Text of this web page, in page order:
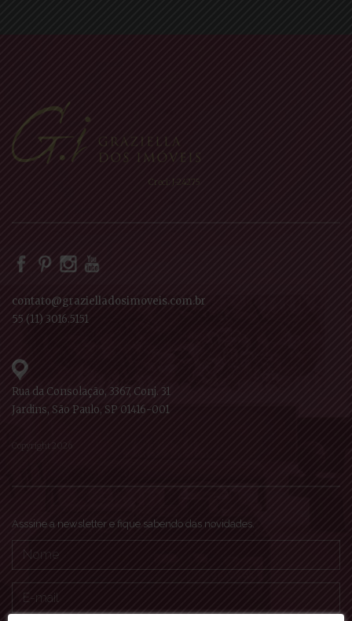
Creci: J-24275
contato@grazielladosimoveis.com.br
55 (11) 3016.5151
Rua da Consolação, 3367, Conj. 31
Jardins, São Paulo, SP 01416-001
Copyright 2026
Asssine a newsletter e fique sabendo das novidades.